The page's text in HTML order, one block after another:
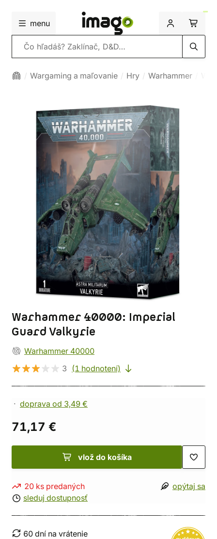
menu
Vyhľadávanie
Wargaming a maľovanie Hry Warhammer
Warhammer 40000: Imperial
Guard Valkyrie
Warhammer 40000
3
(1 hodnotení)
doprava od 3,49 €
71,17 €
vlož do košíka
20 ks predaných
sleduj dostupnosť
opýtaj sa
60 dní na vrátenie